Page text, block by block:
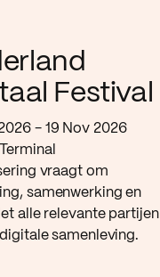
Festival
- 19 Nov 2026
vraagt om
samenwerking en
alle relevante partijen
samenleving.